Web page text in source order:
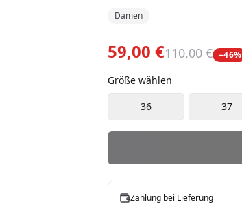
Damen
59,00 €110,00 € −46%
Größe wählen
36 37
Zahlung bei Lieferung